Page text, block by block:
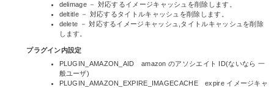
delimage － 対応するイメージキャッシュを削除します。
deltitle － 対応するタイトルキャッシュを削除します。
delete － 対応するイメージキャッシュ,タイトルキャッシュを削除
します。
プラグイン内設定
PLUGIN_AMAZON_AID amazon のアソシエイト ID(ないなら 一
般ユーザ)
PLUGIN_AMAZON_EXPIRE_IMAGECACHE expire イメージキャ